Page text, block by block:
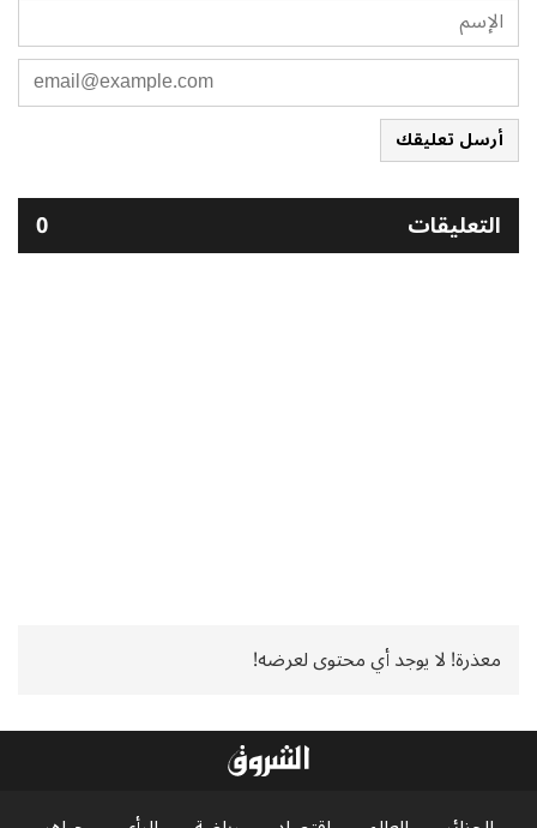
أرسل تعليقك
التعليقات 0
معذرة! لا يوجد أي محتوى لعرضه!